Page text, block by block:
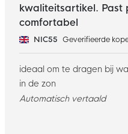
kwaliteitsartikel. Past
comfortabel
NIC55 Geverifieerde
ideaal om te dragen bij
in de zon
Automatisch vertaald